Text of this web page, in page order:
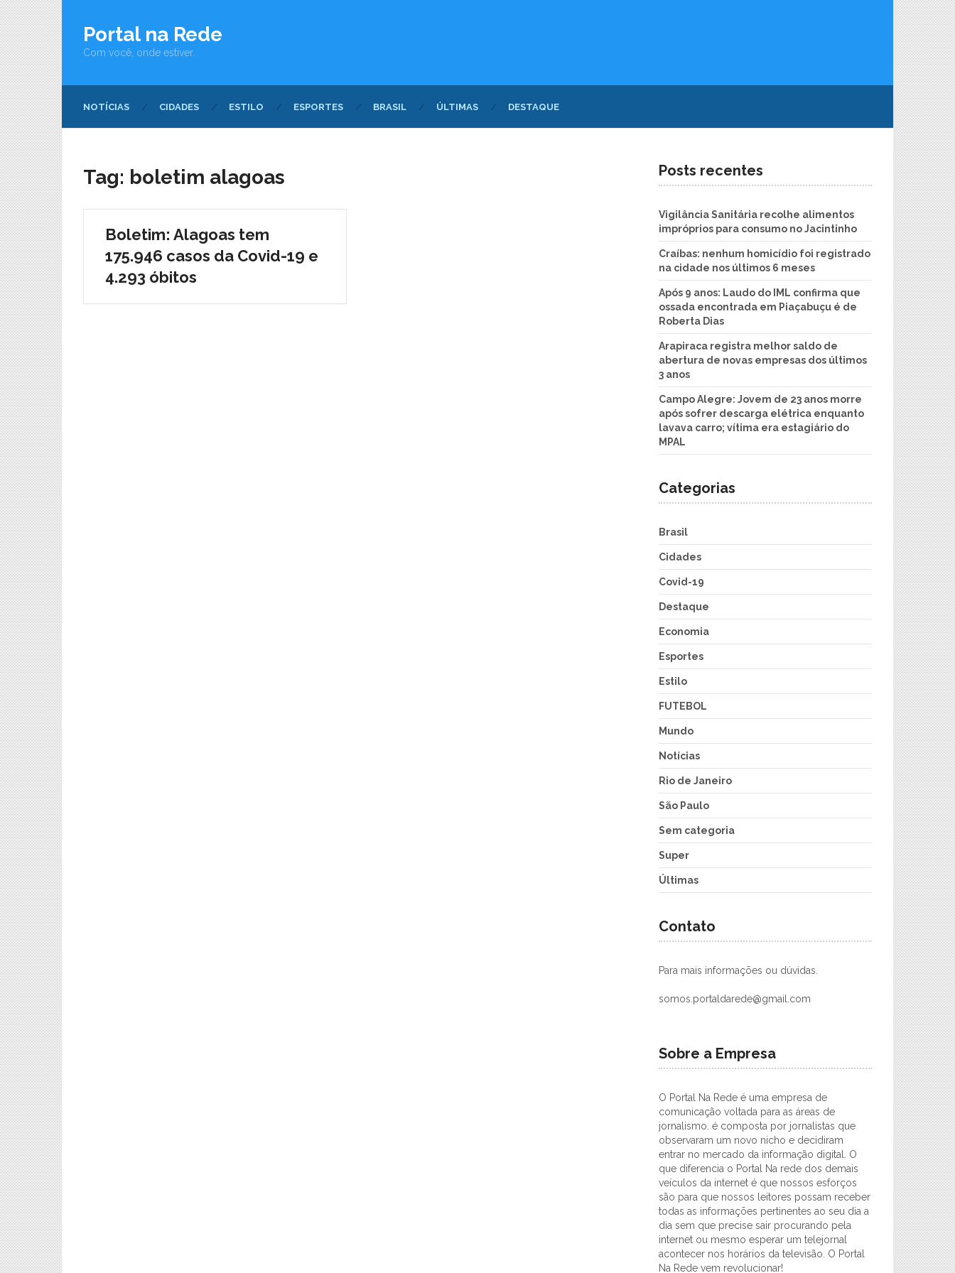
Portal na Rede
Com você, onde estiver.
NOTÍCIAS CIDADES ESTILO ESPORTES BRASIL ÚLTIMAS DESTAQUE
Tag: boletim alagoas
Boletim: Alagoas tem
175.946 casos da Covid-19 e
4.293 óbitos
Posts recentes
Vigilância Sanitária recolhe alimentos
impróprios para consumo no Jacintinho
Craíbas: nenhum homicídio foi registrado
na cidade nos últimos 6 meses
Após 9 anos: Laudo do IML confirma que
ossada encontrada em Piaçabuçu é de
Roberta Dias
Arapiraca registra melhor saldo de
abertura de novas empresas dos últimos
3 anos
Campo Alegre: Jovem de 23 anos morre
após sofrer descarga elétrica enquanto
lavava carro; vítima era estagiário do
MPAL
Categorias
Brasil
Cidades
Covid-19
Destaque
Economia
Esportes
Estilo
FUTEBOL
Mundo
Notícias
Rio de Janeiro
São Paulo
Sem categoria
Super
Últimas
Contato
Para mais informações ou dúvidas.
somos.portaldarede@gmail.com
Sobre a Empresa
O Portal Na Rede é uma empresa de
comunicação voltada para as áreas de
jornalismo. é composta por jornalistas que
observaram um novo nicho e decidiram
entrar no mercado da informação digital. O
que diferencia o Portal Na rede dos demais
veículos da internet é que nossos esforços
são para que nossos leitores possam receber
todas as informações pertinentes ao seu dia a
dia sem que precise sair procurando pela
internet ou mesmo esperar um telejornal
acontecer nos horários da televisão. O Portal
Na Rede vem revolucionar!